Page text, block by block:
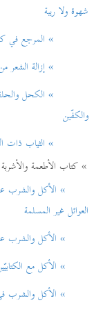
شهوة ولا ريبة
» المرجع في كون
» إزالة الشعر من
» الكحل والحلقة
والكفّين
» الثياب ذات
» كتاب الأطعمة والأشربة
» الأكل والشرب عند
العوائل غير المسلمة
» الأكل والشرب عند
» الأكل مع
» الأكل والشرب في